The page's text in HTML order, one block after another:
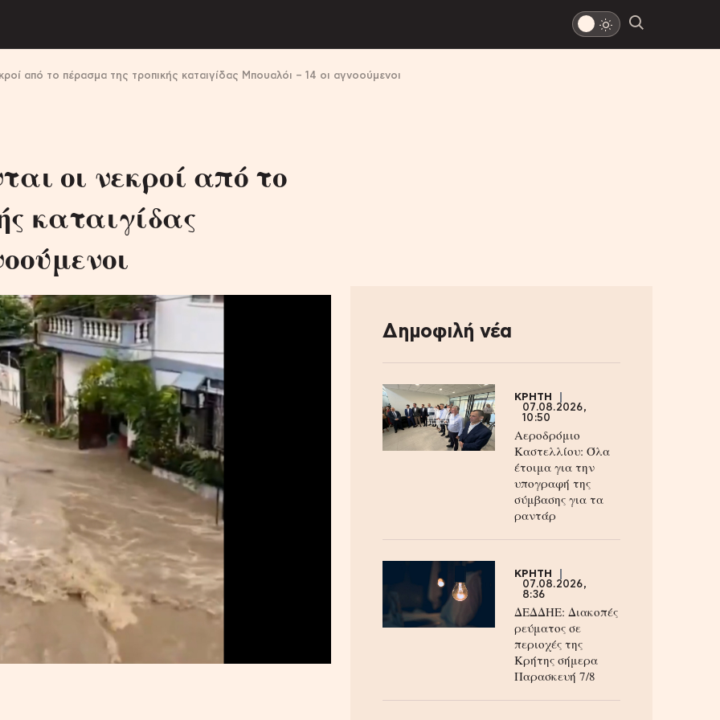
από το πέρασμα της τροπικής καταιγίδας Μπουαλόι – 14 οι αγνοούμενοι
οι νεκροί από το
καταιγίδας
Δημοφιλή νέα
ΚΡΗΤΗ
07.08.2026,
10:50
Αεροδρόμιο
Καστελλίου: Όλα
έτοιμα για την
υπογραφή της
σύμβασης για τα
ραντάρ
ΚΡΗΤΗ
07.08.2026,
8:36
ΔΕΔΔΗΕ: Διακοπές
ρεύματος σε
περιοχές της
Κρήτης σήμερα
Παρασκευή 7/8